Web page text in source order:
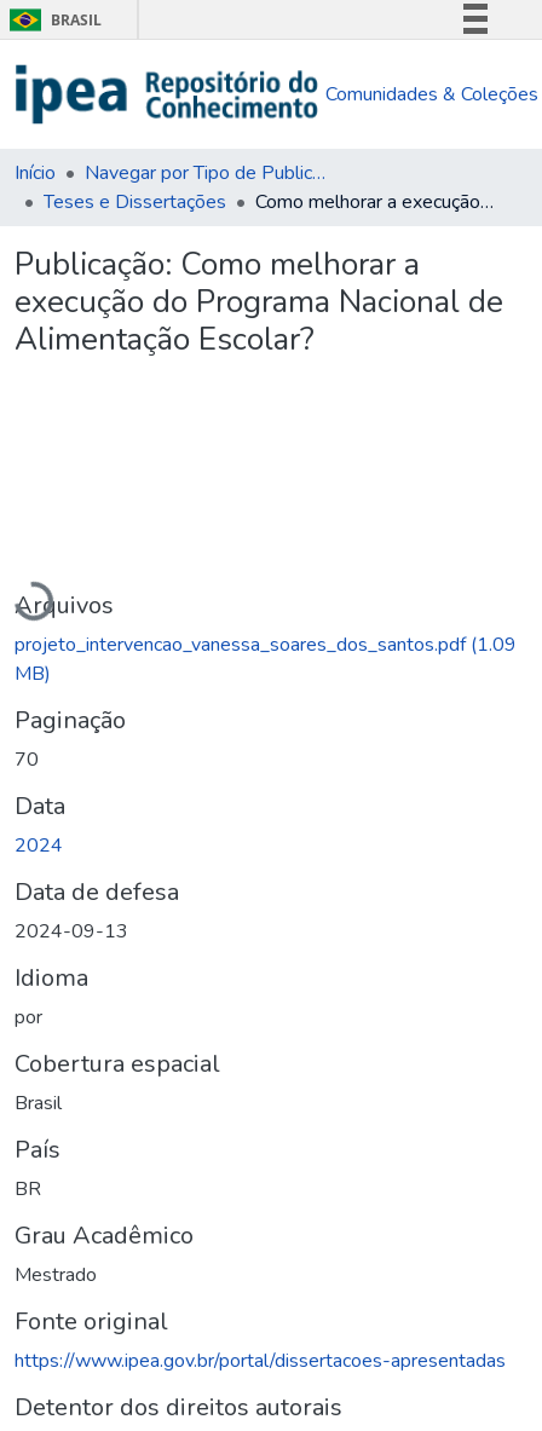
BRASIL
Comunica BR
Acesso à informação
Legislação
Comunidades & Coleções
Início
Navegar por Tipo de Publicação
Teses e Dissertações
Como melhorar a execução do Programa Nacional de Alimentação Escolar?
Publicação: Como melhorar a
execução do Programa Nacional de
Alimentação Escolar?
Carregando...
Arquivos
projeto_intervencao_vanessa_soares_dos_santos.pdf(1.09
MB)
Paginação
70
Data
2024
Data de defesa
2024-09-13
Idioma
por
Cobertura espacial
Brasil
País
BR
Grau Acadêmico
Mestrado
Fonte original
https://www.ipea.gov.br/portal/dissertacoes-apresentadas
Detentor dos direitos autorais